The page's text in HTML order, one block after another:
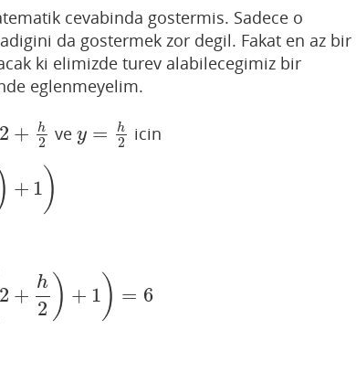
cevabinda gostermis. Sadece o
da gostermek zor degil. Fakat en az bir
ki elimizde turev alabilecegimiz bir
eglenmeyelim.
2 + h
2
h2 ve y = h
2
y=h2 icin
) + 1 )
2 +
h
2 ) + 1 ) = 6
2 2+ h2 + 1)= 6